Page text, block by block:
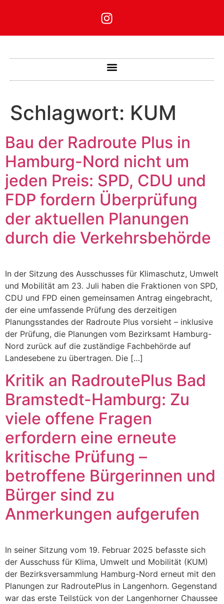
Schlagwort: KUM
Bau der Radroute Plus in
Hamburg-Nord nicht um
jeden Preis: SPD, CDU und
FDP fordern Überprüfung
der aktuellen Planungen
durch die Verkehrsbehörde
In der Sitzung des Ausschusses für Klimaschutz, Umwelt
und Mobilität am 23. Juli haben die Fraktionen von SPD,
CDU und FPD einen gemeinsamen Antrag eingebracht,
der eine umfassende Prüfung des derzeitigen
Planungsstandes der Radroute Plus vorsieht – inklusive
der Prüfung, die Planungen vom Bezirksamt Hamburg-
Nord zurück auf die zuständige Fachbehörde auf
Landesebene zu übertragen. Die […]
Kritik an RadroutePlus Bad
Bramstedt-Hamburg: Zu
viele offene Fragen
erfordern eine erneute
kritische Prüfung –
betroffene Bürgerinnen und
Bürger sind zu
Anmerkungen aufgerufen
In seiner Sitzung vom 19. Februar 2025 befasste sich
der Ausschuss für Klima, Umwelt und Mobilität (KUM)
der Bezirksversammlung Hamburg-Nord erneut mit den
Planungen zur RadroutePlus in Langenhorn. Gegenstand
war das erste Teilstück von der Langenhorner Chaussee